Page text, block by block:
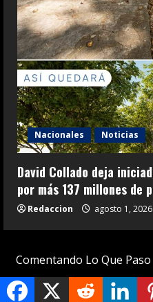
Nacionales Noticias
David Collado deja
por más 137 millones de
Redaccion agosto 1, 2026
Comentando Lo Que Paso